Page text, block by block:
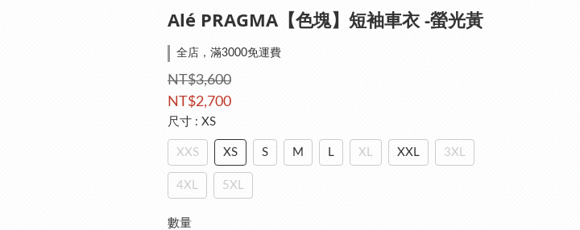
Alé PRAGMA【色塊】短袖車衣 -螢光黃
全店，滿3000免運費
NT$3,600
NT$2,700
尺寸 : XS
XXS XS S M L XL XXL 3XL
4XL 5XL
數量